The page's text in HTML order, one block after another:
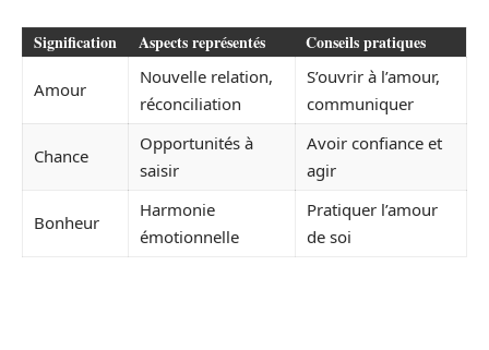
Signification Aspects représentés Conseils pratiques
Amour
Nouvelle relation,
réconciliation
S’ouvrir à l’amour,
communiquer
Chance
Opportunités à
saisir
Avoir confiance et
agir
Bonheur
Harmonie
émotionnelle
Pratiquer l’amour
de soi